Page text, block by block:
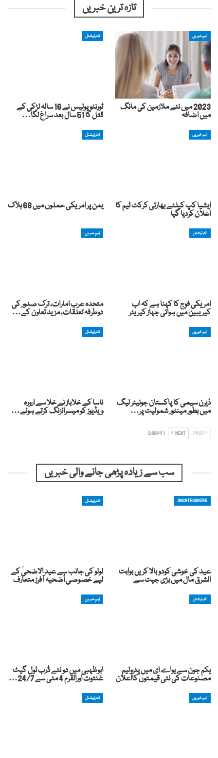
تازہ ترین خبریں
اہم خبریں
2023 میں نئے ملازمین کی مانگ
میں اضافہ
انٹرنیشنل
ٹورنٹو پولیس نے 16 سالہ لڑکی کے
قتل کا 51 سال بعد سراغ لگا…
اہم خبریں
ایشیا کپ کیلئے بھارتی کرکٹ ٹیم کا
اعلان کردیا گیا
انٹرنیشنل
یمن پر امریکی حملوں میں 68 ہلاک
انٹرنیشنل
امریکی فوج کا کہنا ہے کہ اب
کیریبین میں ہوائی جہاز کیریئر
اہم خبریں
متحدہ عرب امارات، ترک صدور کی
دوطرفہ تعلقات، مزید تعاون کے…
اہم خبریں
ڈیرن سیمی کا پاکستان جونیئر لیگ
میں بطور مینٹور شمولیت پر…
انٹرنیشنل
ناسا کے خلاباز نے خلا سے ارورہ
ویڈیوز کو میسرائزنگ کرتے ہوئے…
NEXT 1 کا 2,824
سب سے زیادہ پڑھی جانے والی خبریں
UNCATEGORIZED
عید کی خوشی کودوبالا کریں بوابت
الشرق مال میں بڑی جیت سے
انٹرنیشنل
لولو کی جانب سے عید الاضحیٰ کے
لیے خصوصی اُضحیہ آفرز متعارف
انٹرنیشنل
یکم جون سے یواے ای میں پٹرولیم
مصنوعات کی نئی قیمتوں کااعلان
اہم خبریں
ابوظہبی میں دو نئے ڈرب ٹول گیٹ
غنتوت اورالقرم 4 مئی سے 24/7…
اہم خبریں انٹرنیشنل